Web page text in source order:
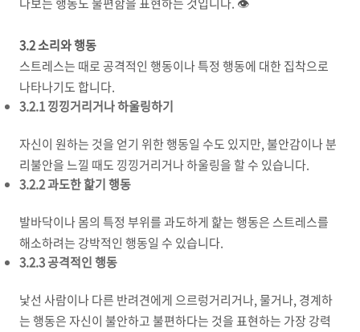
3.2 소리와 행동
스트레스는 때로 공격적인 행동이나 특정 행동에 대한 집착으로
나타나기도 합니다.
3.2.1 낑낑거리거나 하울링하기
자신이 원하는 것을 얻기 위한 행동일 수도 있지만, 불안감이나 분
리불안을 느낄 때도 낑낑거리거나 하울링을 할 수 있습니다.
3.2.2 과도한 핥기 행동
발바닥이나 몸의 특정 부위를 과도하게 핥는 행동은 스트레스를
해소하려는 강박적인 행동일 수 있습니다.
3.2.3 공격적인 행동
낯선 사람이나 다른 반려견에게 으르렁거리거나, 물거나, 경계하
는 행동은 자신이 불안하고 불편하다는 것을 표현하는 가장 강력